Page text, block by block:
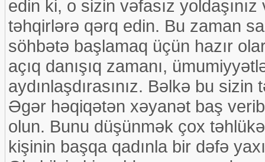
edin ki, o sizin vəfasız
təhqirlərə qərq edin. Bu zaman
söhbətə başlamaq üçün hazır
açıq danışıq zamanı,
aydınlaşdırasınız. Bəlkə bu
Əgər həqiqətən xəyanət baş
olun. Bunu düşünmək çox
kişinin başqa qadınla bir dəfə